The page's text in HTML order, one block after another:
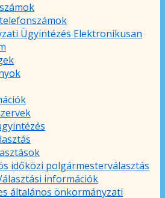
Ügyintézés Elektronikusan
időközi polgármesterválasztás
információk
általános önkormányzati